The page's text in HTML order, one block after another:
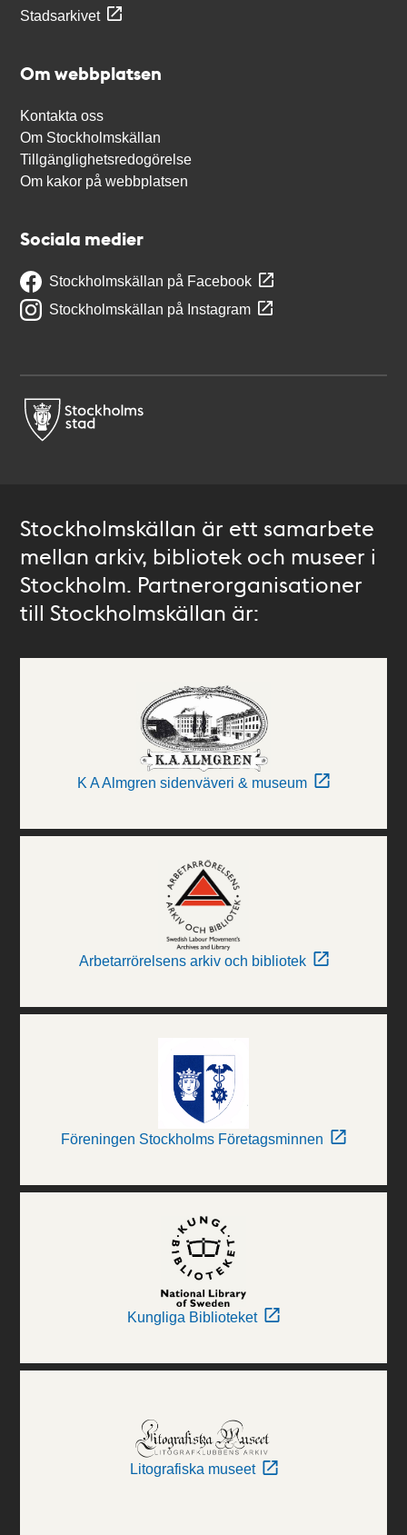
Stadsarkivet
Om webbplatsen
Kontakta oss
Om Stockholmskällan
Tillgänglighetsredogörelse
Om kakor på webbplatsen
Sociala medier
Stockholmskällan på Facebook
Stockholmskällan på Instagram
Stockholmskällan är ett samarbete
mellan arkiv, bibliotek och museer i
Stockholm. Partnerorganisationer
till Stockholmskällan är:
K A Almgren sidenväveri & museum
Arbetarrörelsens arkiv och bibliotek
Föreningen Stockholms Företagsminnen
Kungliga Biblioteket
Litografiska museet